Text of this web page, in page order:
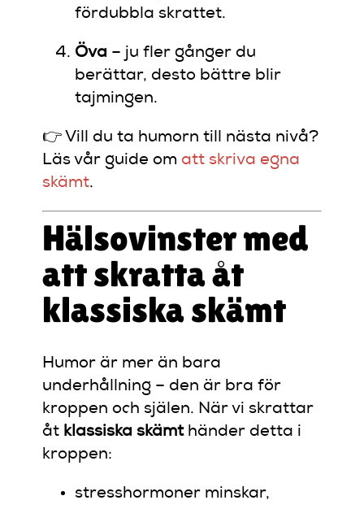
fördubbla skrattet.
Öva – ju fler gånger du
berättar, desto bättre blir
tajmingen.
👉 Vill du ta humorn till nästa nivå?
Läs vår guide om att skriva egna
skämt.
Hälsovinster med
att skratta åt
klassiska skämt
Humor är mer än bara
underhållning – den är bra för
kroppen och själen. När vi skrattar
åt klassiska skämthänder detta i
kroppen:
stresshormoner minskar,